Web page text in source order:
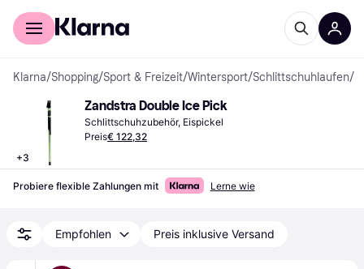
Für Shopper
Klarna/Shopping/Sport & Freizeit/Wintersport/Schlittschuhlaufen/
+3
Zandstra Double Ice Pick
Schlittschuhzubehör, Eispickel
Preis€ 122,32
Probiere flexible Zahlungen mit Lerne wie
Empfohlen Preis inklusive Versand